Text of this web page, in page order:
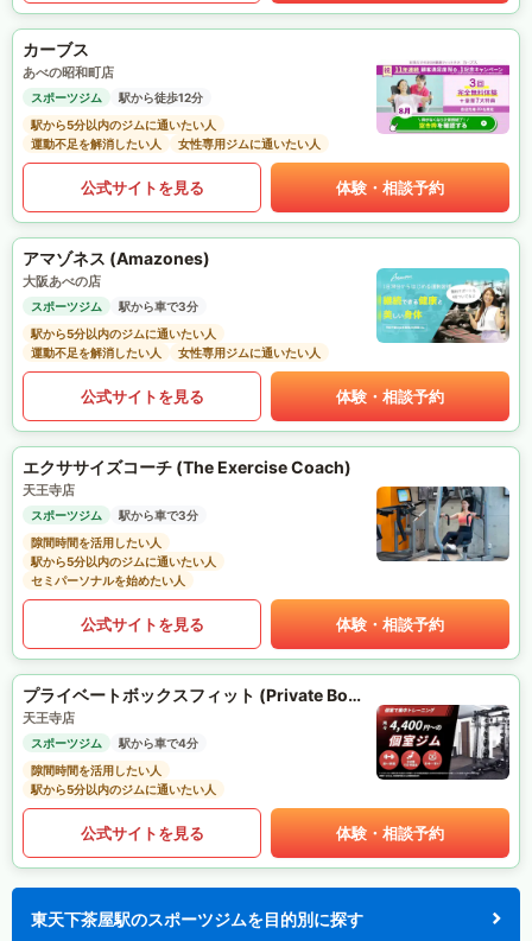
カーブス
あべの昭和町店
スポーツジム
駅から徒歩12分
駅から5分以内のジムに通いたい人
運動不足を解消したい人
女性専用ジムに通いたい人
公式サイトを見る 体験・相談予約
アマゾネス (Amazones)
大阪あべの店
スポーツジム
駅から車で3分
駅から5分以内のジムに通いたい人
運動不足を解消したい人
女性専用ジムに通いたい人
公式サイトを見る 体験・相談予約
エクササイズコーチ (The Exercise Coach)
天王寺店
スポーツジム
駅から車で3分
隙間時間を活用したい人
駅から5分以内のジムに通いたい人
セミパーソナルを始めたい人
公式サイトを見る 体験・相談予約
プライベートボックスフィット (Private Box Fit)
天王寺店
スポーツジム
駅から車で4分
隙間時間を活用したい人
駅から5分以内のジムに通いたい人
公式サイトを見る 体験・相談予約
東天下茶屋駅のスポーツジムを目的別に探す